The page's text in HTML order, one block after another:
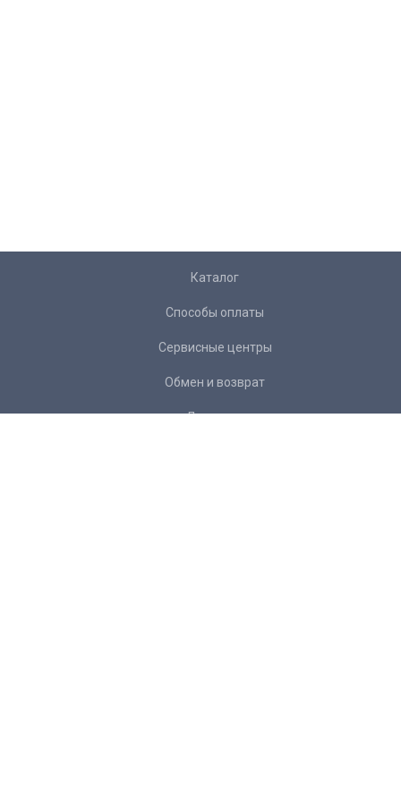
Каталог
Способы оплаты
Сервисные центры
Обмен и возврат
Доставка